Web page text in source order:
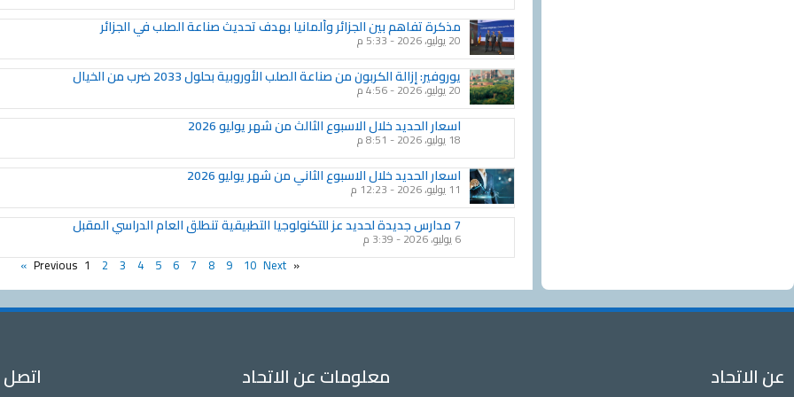
مذكرة تفاهم بين الجزائر وألمانيا بهدف تحديث صناعة الصلب في الجزائر
20 يوليو، 2026 5:33 م
يوروفير: إزالة الكربون من صناعة الصلب الأوروبية بحلول 2033 ضرب من الخيال
20 يوليو، 2026
اسعار الحديد خلال الاسبوع الثالث من شهر يوليو 2026
18 يوليو، 2026
اسعار الحديد خلال الاسبوع الثاني من شهر يوليو 2026
11 يوليو، 2026
7 مدارس جديدة لحديد عز للتكنولوجيا التطبيقية تنطلق العام الدراسي المقبل
6 يوليو، 2026 3:39 م
« Previous
1 2 3 4 5 6 7 8 9 10 Next »
عن الاتحاد معلومات عن الاتحاد اتصل